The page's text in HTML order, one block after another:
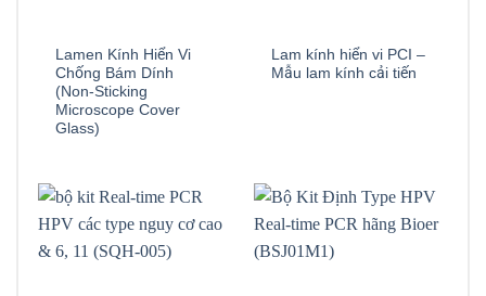
Lamen Kính Hiển Vi
Chống Bám Dính
(Non-Sticking
Microscope Cover
Glass)
Lam kính hiển vi PCI –
Mẫu lam kính cải tiến